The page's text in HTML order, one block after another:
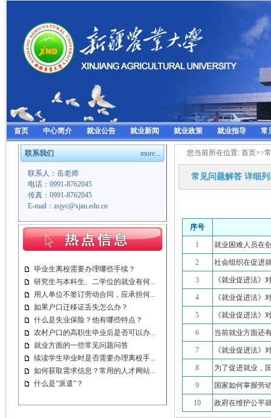
首页 中心简介 就业公告 就业新闻 就业政策 就业指导 常
联系我们 more...
联系人：岳老师
电话：0991-8762045
传真：0991-8762045
E-mail：zsjyc@xjau.edu.cn
毕业生离校需要办理哪些手续？
研究生与本科生、二学位的就业有何...
用人单位不签订劳动合同，应承担何...
如果户口迁移证丢失怎么办？
什么是失业保险？他有哪些特点？
农村户口的高职生毕业后是否可以办...
就业方面的一些常见问题问答
续读学生毕业时是否需要办理离校手...
如何获取需求信息？常用的人才网站...
什么是“派遣”？
您当前所在位置: 首页>>
常见问题解答详细列
序号
1 就业困难人员在
2 社会组织在促进
3 《就业促进法》
4 《就业促进法》
5 《就业促进法》
6 当前就业方面还
7 《就业促进法》
8 为了促进就业，
9 国家如何掌握劳
10 政府在维护公平